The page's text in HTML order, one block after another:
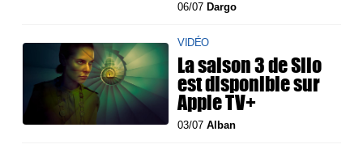
06/07 Dargo
VIDÉO
La saison 3 de Silo
est disponible sur
Apple TV+
03/07Alban